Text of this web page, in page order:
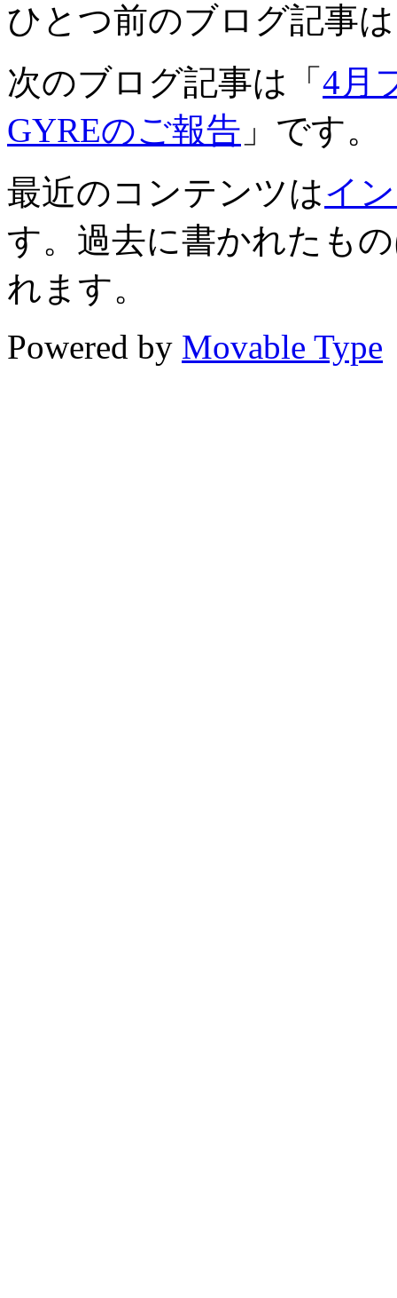
ひとつ前のブログ記事
次のブログ記事は「 4月
GYREのご報告 」です。
最近のコンテンツはイ
す。過去に書かれたも
れます。
Powered by Movable Type